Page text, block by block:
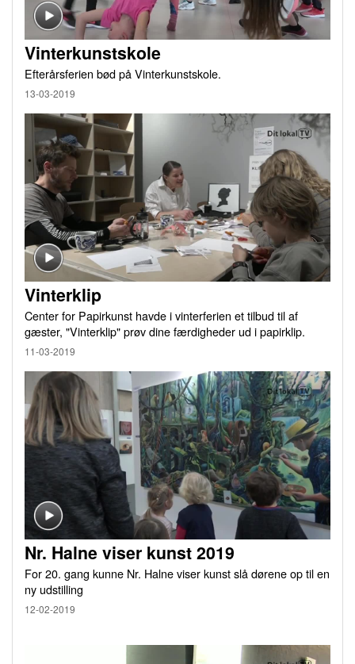
Vinterkunstskole
Efterårsferien bød på Vinterkunstskole.
13-03-2019
Vinterklip
Center for Papirkunst havde i vinterferien et tilbud til af
gæster, "Vinterklip" prøv dine færdigheder ud i papirklip.
11-03-2019
Nr. Halne viser kunst 2019
For 20. gang kunne Nr. Halne viser kunst slå dørene op til en
ny udstilling
12-02-2019